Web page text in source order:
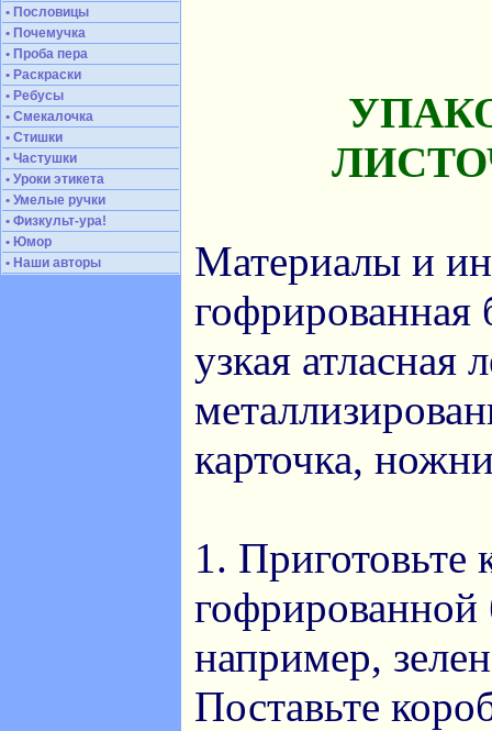
• Пословицы
• Почемучка
• Проба пера
• Раскраски
• Ребусы
• Смекалочка
• Стишки
• Частушки
• Уроки этикета
• Умелые ручки
• Физкульт-ура!
• Юмор
• Наши авторы
Материалы и
гофрированная
узкая атласная
карточка,
1. Приготовьте
гофрированной
например,
Поставьте